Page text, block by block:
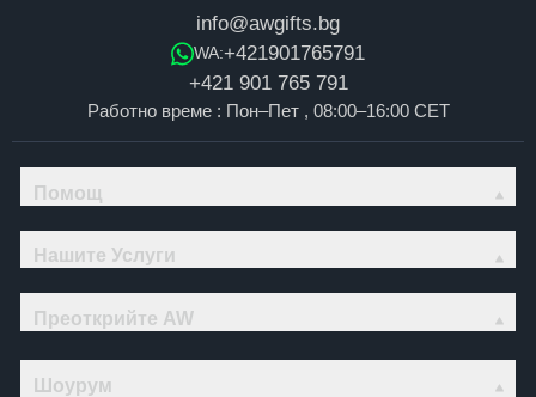
info@awgifts.bg
WA:+421901765791
+421 901 765 791
Работно време : Пон–Пет , 08:00–16:00 CET
Помощ
Нашите Услуги
Преоткрийте AW
Шоурум